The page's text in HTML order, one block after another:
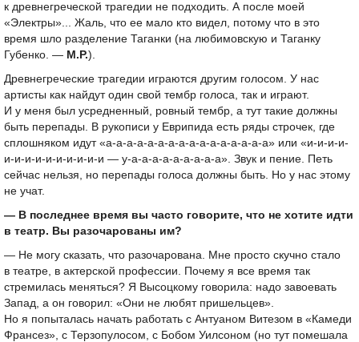
к древнегреческой трагедии не подходить. А после моей
«Электры»... Жаль, что ее мало кто видел, потому что в это
время шло разделение Таганки (на любимовскую и Таганку
Губенко. — М.Р.).
Древнегреческие трагедии играются другим голосом. У нас
артисты как найдут один свой тембр голоса, так и играют.
И у меня был усредненный, ровный тембр, а тут такие должны
быть перепады. В рукописи у Еврипида есть ряды строчек, где
сплошняком идут «а-а-а-а-а-а-а-а-а-а-а-а-а-а-а-а» или «и-и-и-и-
и-и-и-и-и-и-и-и-и-и — у-а-а-а-а-а-а-а-а-а». Звук и пение. Петь
сейчас нельзя, но перепады голоса должны быть. Но у нас этому
не учат.
— В последнее время вы часто говорите, что не хотите идти
в театр. Вы разочарованы им?
— Не могу сказать, что разочарована. Мне просто скучно стало
в театре, в актерской профессии. Почему я все время так
стремилась меняться? Я Высоцкому говорила: надо завоевать
Запад, а он говорил: «Они не любят пришельцев».
Но я попыталась начать работать с Антуаном Витезом в «Камеди
Франсез», с Терзопулосом, с Бобом Уилсоном (но тут помешала